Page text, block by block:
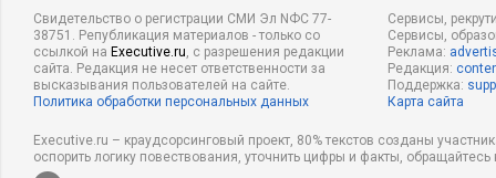
Свидетельство о регистрации СМИ Эл NФС 77-
38751. Републикация материалов - только со
ссылкой на Executive.ru, с разрешения редакции
сайта. Редакция не несет ответственности за
высказывания пользователей на сайте.
Политика обработки персональных данных
Сервисы,
Сервисы,
Реклама:
Редакция:
Поддержка:
Карта сайта
Executive.ru – краудсорсинговый проект, 80% текстов созданы
оспорить логику повествования, уточнить цифры и факты,